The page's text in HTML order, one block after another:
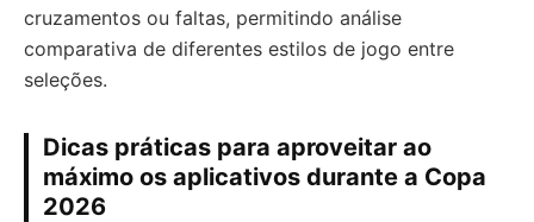
cruzamentos ou faltas, permitindo análise
comparativa de diferentes estilos de jogo entre
seleções.
Dicas práticas para aproveitar ao
máximo os aplicativos durante a Copa
2026